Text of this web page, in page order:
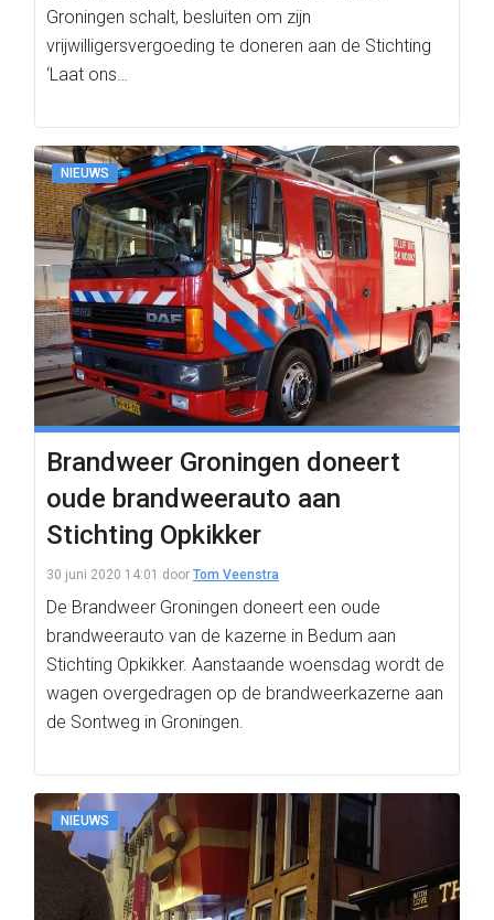
Groningen schalt, besluiten om zijn
vrijwilligersvergoeding te doneren aan de Stichting
‘Laat ons…
NIEUWS
Brandweer Groningen doneert
oude brandweerauto aan
Stichting Opkikker
30 juni 2020 14:01 door Tom Veenstra
De Brandweer Groningen doneert een oude
brandweerauto van de kazerne in Bedum aan
Stichting Opkikker. Aanstaande woensdag wordt de
wagen overgedragen op de brandweerkazerne aan
de Sontweg in Groningen.
NIEUWS